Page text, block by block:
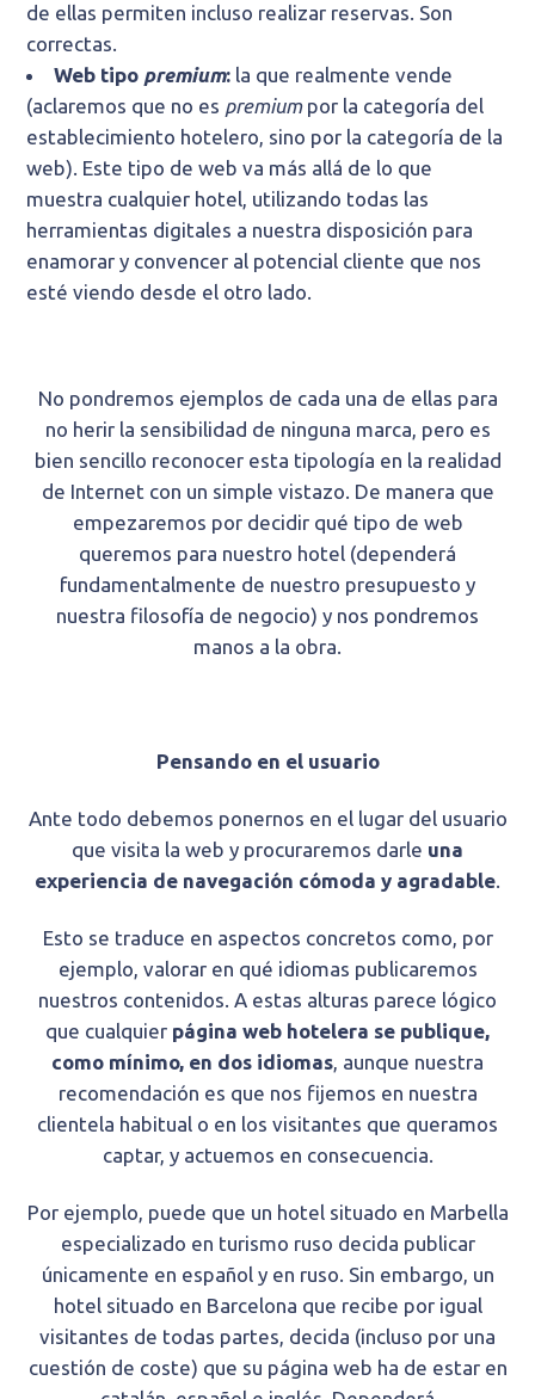
de ellas permiten incluso realizar reservas. Son
correctas.
Web tipo premium: la que realmente vende
(aclaremos que no es premiumpor la categoría del
establecimiento hotelero, sino por la categoría de la
web). Este tipo de web va más allá de lo que
muestra cualquier hotel, utilizando todas las
herramientas digitales a nuestra disposición para
enamorar y convencer al potencial cliente que nos
esté viendo desde el otro lado.
No pondremos ejemplos de cada una de ellas para
no herir la sensibilidad de ninguna marca, pero es
bien sencillo reconocer esta tipología en la realidad
de Internet con un simple vistazo. De manera que
empezaremos por decidir qué tipo de web
queremos para nuestro hotel (dependerá
fundamentalmente de nuestro presupuesto y
nuestra filosofía de negocio) y nos pondremos
manos a la obra.
Pensando en el usuario
Ante todo debemos ponernos en el lugar del usuario
que visita la web y procuraremos darle una
experiencia de navegación cómoda y agradable.
Esto se traduce en aspectos concretos como, por
ejemplo, valorar en qué idiomas publicaremos
nuestros contenidos. A estas alturas parece lógico
que cualquier página web hotelera se publique,
como mínimo, en dos idiomas, aunque nuestra
recomendación es que nos fijemos en nuestra
clientela habitual o en los visitantes que queramos
captar, y actuemos en consecuencia.
Por ejemplo, puede que un hotel situado en Marbella
especializado en turismo ruso decida publicar
únicamente en español y en ruso. Sin embargo, un
hotel situado en Barcelona que recibe por igual
visitantes de todas partes, decida (incluso por una
cuestión de coste) que su página web ha de estar en